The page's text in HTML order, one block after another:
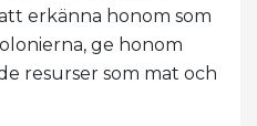
erkänna honom som
ge honom
resurser som mat och